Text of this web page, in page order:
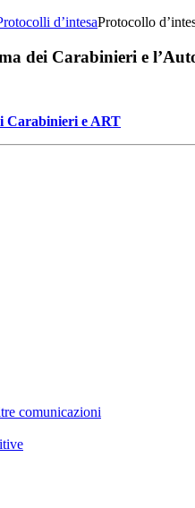
d’intesaProtocollo
dei Carabinieri e
Carabinieri e ART
comunicazioni